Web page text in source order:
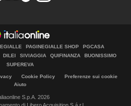
PAGINEGIALLE SHOP
PGCASA
DILEI SIVIAGGIA QUIFINANZA
BUONISSIMO
SUPEREVA
Cookie Policy
Preferenze sui cookie
Aiuto
S.p.A. 2026